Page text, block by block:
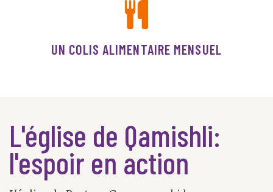
UN COLIS ALIMENTAIRE MENSUEL
L'église de Qamishli:
l'espoir en action